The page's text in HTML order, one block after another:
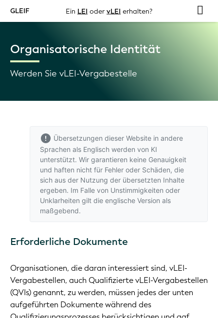
GLEIF Ein LEI oder vLEI erhalten?
Organisatorische Identität
Werden Sie vLEI-Vergabestelle
Übersetzungen dieser Website in andere
Sprachen als Englisch werden von KI
unterstützt. Wir garantieren keine Genauigkeit
und haften nicht für Fehler oder Schäden, die
sich aus der Nutzung der übersetzten Inhalte
ergeben. Im Falle von Unstimmigkeiten oder
Unklarheiten gilt die englische Version als
maßgebend.
Erforderliche Dokumente
Organisationen, die daran interessiert sind, vLEI-
Vergabestellen, auch Qualifizierte vLEI-Vergabestellen
(QVIs) genannt, zu werden, müssen jedes der unten
aufgeführten Dokumente während des